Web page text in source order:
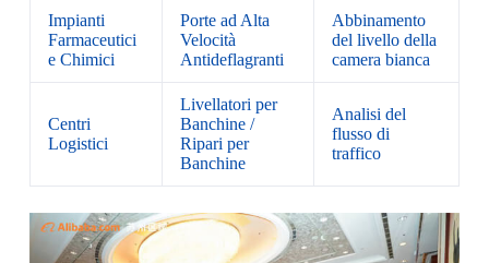
Impianti
Farmaceutici
e Chimici
Porte ad Alta
Velocità
Antideflagranti
Abbinamento
del livello della
camera bianca
Centri
Logistici
Livellatori per
Banchine /
Ripari per
Banchine
Analisi del
flusso di
traffico